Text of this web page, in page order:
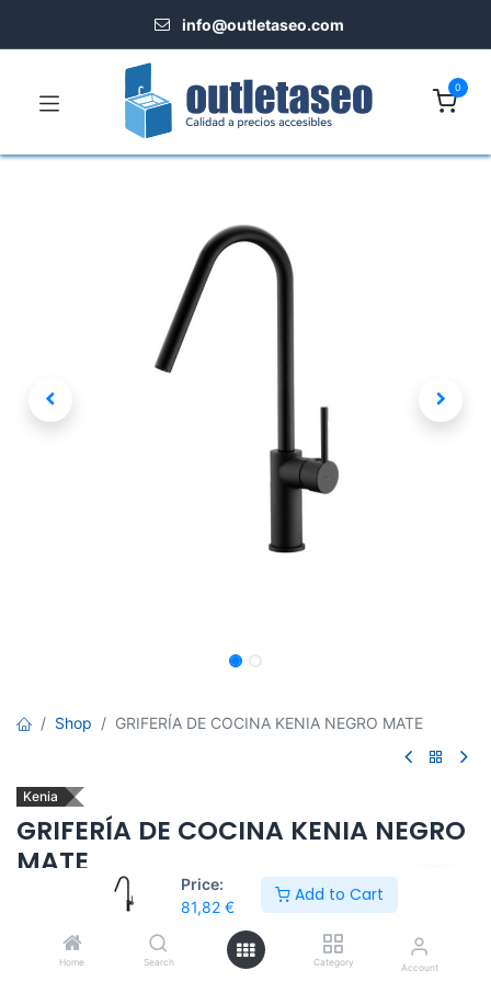
Price:
81,82 €
Add to Cart
Home Search Category Account
info@outletaseo.​com
0
Shop GRIFERÍA DE COCINA KENIA NEGRO MATE
Kenia
GRIFERÍA DE COCINA KENIA NEGRO
MATE
Grifería de cocina monomando mod. KENIA, cuerpo griferia en
latón negro mate, cartucho monomando de 35mm., incluye
latiguillos 50cms.